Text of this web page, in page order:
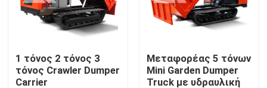
Προϊόντα
Βίντεο
1 τόνος 2 τόνος 3
τόνος Crawler Dumper
Carrier
Μεταφορέας 5 τόνων
Mini Garden Dumper
Truck με υδραυλική